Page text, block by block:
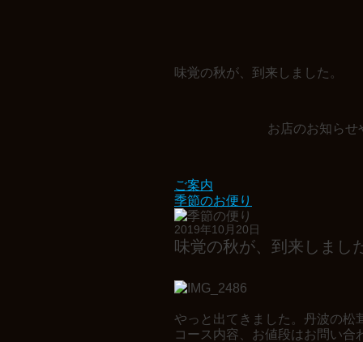
味覚の秋が、到来しました。
お店のお知ら
ご案内
季節のお便り
2019年10月20日
味覚の秋が、到来しまし
やっと出てきました。丹波の松
コース内容、お値段はお問い合